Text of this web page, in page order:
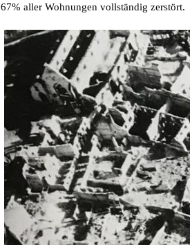
67% aller Wohnungen vollständig zerstört.